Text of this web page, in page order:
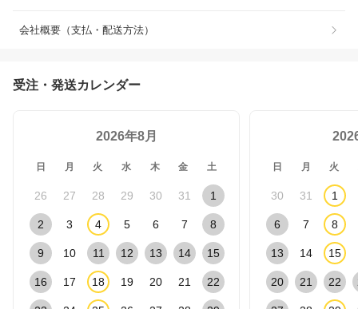
会社概要（支払・配送方法）
受注・発送カレンダー
2026年8月
日 月 火 水 木 金 土
26 27 28 29 30 31 1
2 3 4 5 6 7 8
9 10 11 12 13 14 15
16 17 18 19 20 21 22
日 月 火
30 31 1
6 7 8
13 14 15
20 21 22